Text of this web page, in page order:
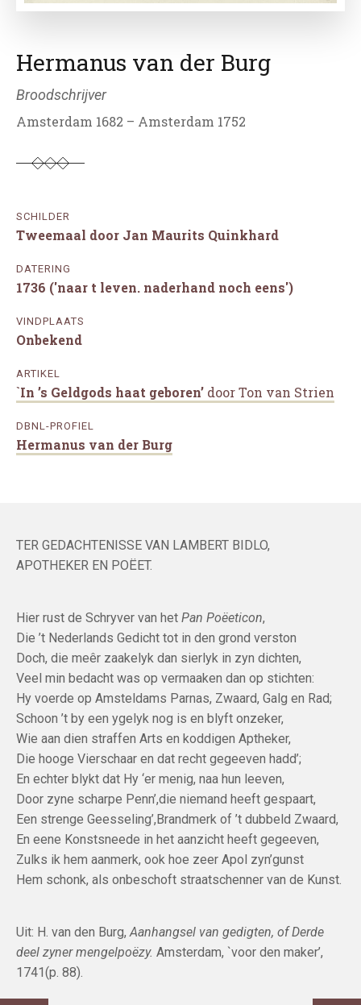
Hermanus van der Burg
Broodschrijver
Amsterdam 1682 – Amsterdam 1752
SCHILDER
Tweemaal door Jan Maurits Quinkhard
DATERING
1736 ('naar t leven. naderhand noch eens')
VINDPLAATS
Onbekend
ARTIKEL
`In ’s Geldgods haat geboren’ door Ton van Strien
DBNL-PROFIEL
Hermanus van der Burg
TER GEDACHTENISSE VAN LAMBERT BIDLO,
APOTHEKER EN POËET.
Hier rust de Schryver van het Pan Poëeticon,
Die ’t Nederlands Gedicht tot in den grond verston
Doch, die meêr zaakelyk dan sierlyk in zyn dichten,
Veel min bedacht was op vermaaken dan op stichten:
Hy voerde op Amsteldams Parnas, Zwaard, Galg en Rad;
Schoon ’t by een ygelyk nog is en blyft onzeker,
Wie aan dien straffen Arts en koddigen Aptheker,
Die hooge Vierschaar en dat recht gegeeven hadd’;
En echter blykt dat Hy ‘er menig, naa hun leeven,
Door zyne scharpe Penn’,die niemand heeft gespaart,
Een strenge Geesseling’,Brandmerk of ’t dubbeld Zwaard,
En eene Konstsneede in het aanzicht heeft gegeeven,
Zulks ik hem aanmerk, ook hoe zeer Apol zyn’gunst
Hem schonk, als onbeschoft straatschenner van de Kunst.
Uit: H. van den Burg,Aanhangsel van gedigten, of Derde
deel zyner mengelpoëzy. Amsterdam, `voor den maker’,
1741(p. 88).